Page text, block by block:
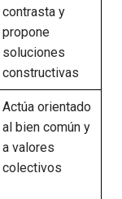
contrasta y
propone
soluciones
constructivas
Actúa orientado
al bien común y
a valores
colectivos